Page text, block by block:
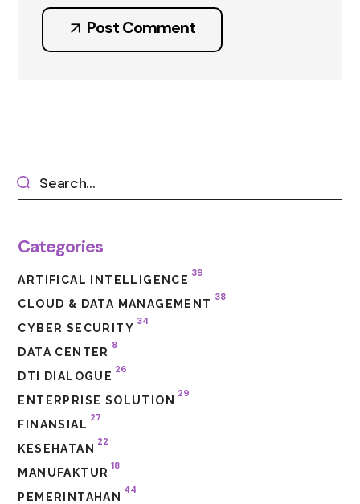
Post Comment
Categories
ARTIFICAL INTELLIGENCE
39
CLOUD & DATA MANAGEMENT
38
CYBER SECURITY
34
DATA CENTER
8
DTI DIALOGUE
26
ENTERPRISE SOLUTION
29
FINANSIAL
27
KESEHATAN
22
MANUFAKTUR
18
PEMERINTAHAN
44